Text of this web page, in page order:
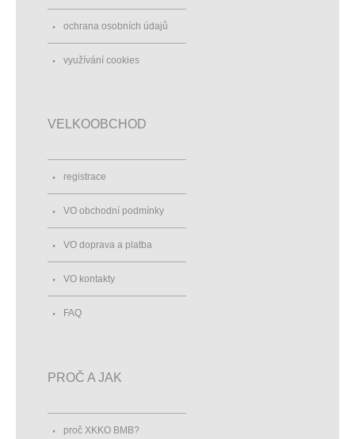
ochrana osobních údajů
využívání cookies
VELKOOBCHOD
registrace
VO obchodní podmínky
VO doprava a platba
VO kontakty
FAQ
PROČ A JAK
proč XKKO BMB?